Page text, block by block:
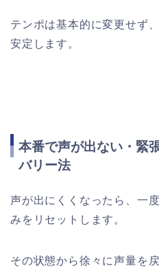
テンポは基本的に変更せず
安定します。
本番で声が出ない・緊
バリー法
声が出にくくなったら、一
みをリセットします。
その状態から徐々に声量を